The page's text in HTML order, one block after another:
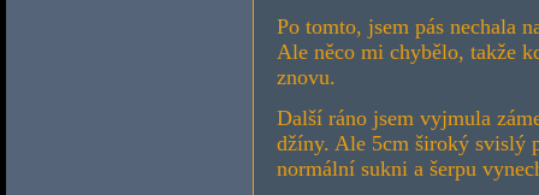
Po tomto, jsem pás nechala
Ale něco mi chybělo, takže
znovu.
Další ráno jsem vyjmula
džíny. Ale 5cm široký svislý
normální sukni a šerpu